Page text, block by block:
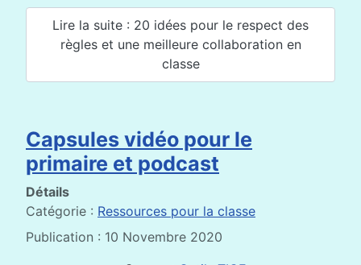
Lire la suite : 20 idées pour le respect des
règles et une meilleure collaboration en
classe
Capsules vidéo pour le
primaire et podcast
Détails
Catégorie : Ressources pour la classe
Publication : 10 Novembre 2020